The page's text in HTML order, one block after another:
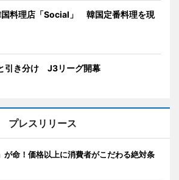
国料理店「Social」 韓国定番料理を現
引き分け J3リーグ開幕
プレスリリース
が命！価格以上に消費者がこだわる絶対条